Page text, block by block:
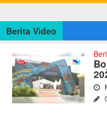
Berita Video